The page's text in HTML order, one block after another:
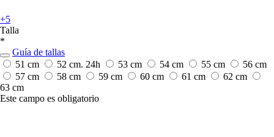
+5
Talla
*
Guía de tallas
51 cm
52 cm. 24h 53 cm 54 cm 55 cm
56 cm
57 cm
58 cm 59 cm 60 cm 61 cm
62 cm
63 cm
Este campo es obligatorio